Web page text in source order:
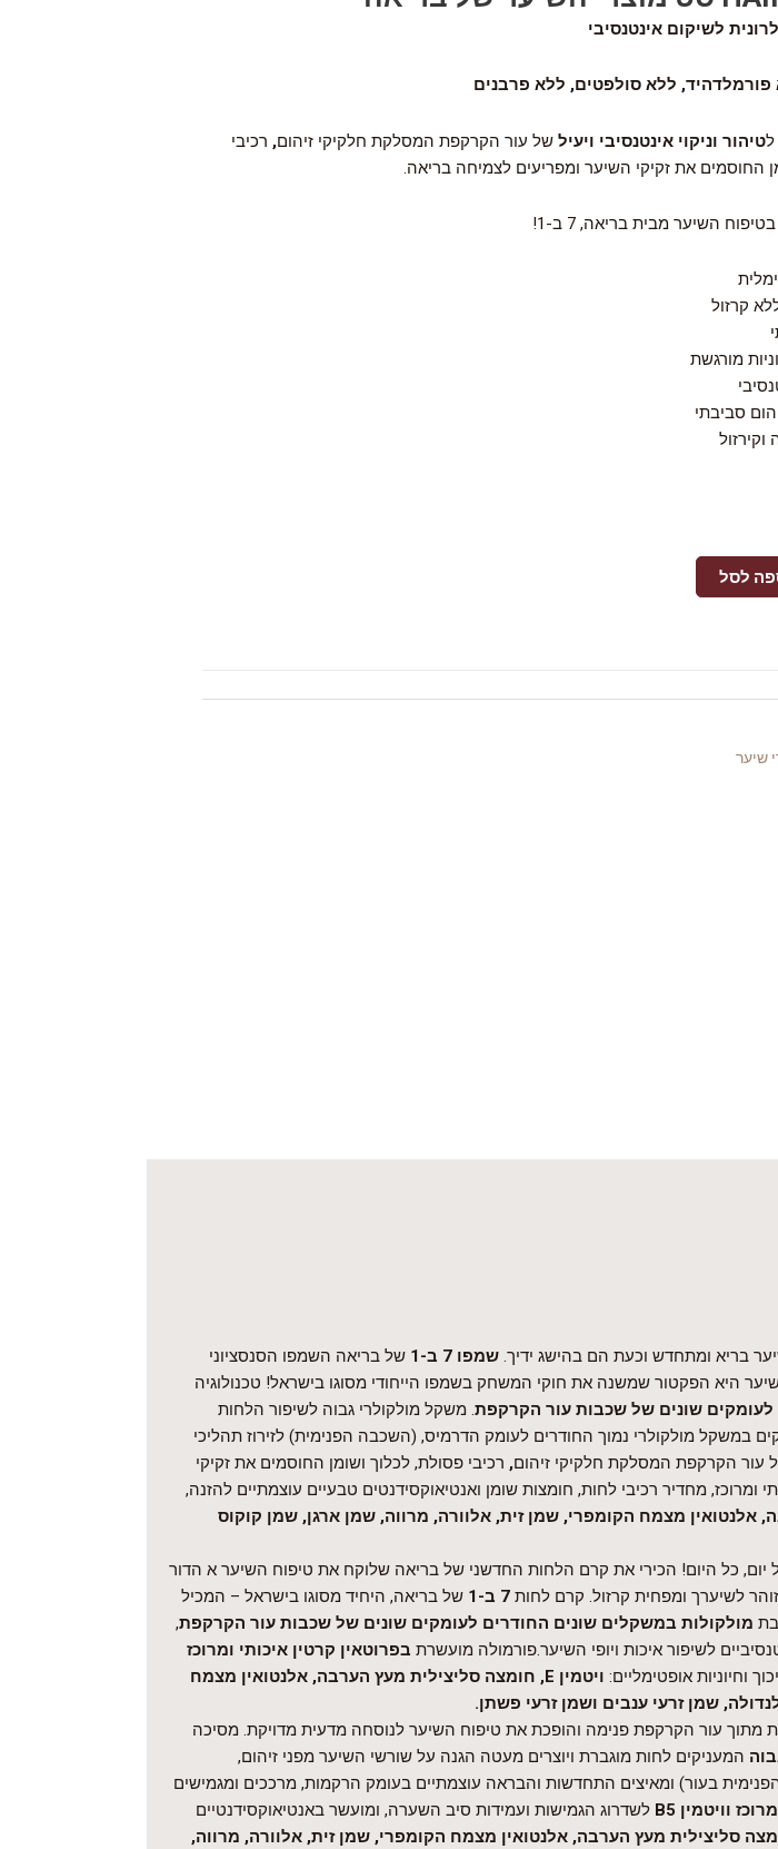
לשיקום אינטנסיבי
ללא סולפטים, ללא פרבנים
לטיהור וניקוי אינטנסיבי ויעיל של עור הקרקפת המסלקת חלקיקי זיהום, רכיבי
החוסמים את זקיקי השיער ומפריעים לצמיחה בריאה.
השיער מבית בריאה, 7 ב-1!
קרזול
מורגשת
סביבתי
לסל
שיער
בריא ומתחדש וכעת הם בהישג ידיך. שמפו 7 ב-1
של בריאה השמפו הסנסציוני
היא הפקטור שמשנה את חוקי המשחק בשמפו הייחודי מסוגו בישראל! טכנולוגיה
שונים של שכבות עור הקרקפת. משקל מולקולרי גבוה לשיפור הלחות
במשקל מולקולרי נמוך החודרים לעומק הדרמיס, (השכבה הפנימית) לזירוז תהליכי
עור הקרקפת המסלקת חלקיקי זיהום, רכיבי פסולת, לכלוך ושומן החוסמים את זקיקי
ומרוכז, מחדיר רכיבי לחות, חומצות שומן ואנטיאוקסידנטים טבעיים עוצמתיים להזנה,
אלנטואין מצמח הקומפרי, שמן זית, אלוורה, מרווה, שמן ארגן, שמן קוקוס
כל היום! הכירי את קרם הלחות החדשני של בריאה שלוקח את טיפוח השיער א הדור
לשיערך ומפחית קרזול. קרם לחות 7 ב-1
של בריאה, היחיד מסוגו בישראל – המכיל
מולקולות במשקלים שונים החודרים לעומקים שונים של שכבות עור הקרקפת,
לשיפור איכות ויופי השיער.פורמולה מועשרת בפרוטאין קרטין איכותי ומרוכז
וחיוניות אופטימליים: ויטמין E, חומצה סליצילית מעץ הערבה, אלנטואין מצמח
שמן זרעי ענבים ושמן זרעי פשתן.
מתוך עור הקרקפת פנימה והופכת את טיפוח השיער לנוסחה מדעית מדויקת. מסיכה
המעניקים לחות מוגברת ויוצרים מעטה הגנה על שורשי השיער מפני זיהום,
בעור) ומאיצים התחדשות והבראה עוצמתיים בעומק הרקמות, מרככים ומגמישים
וויטמין B5 לשדרוג הגמישות ועמידות סיב השערה, ומועשר באנטיאוקסידנטיים
סליצילית מעץ הערבה, אלנטואין מצמח הקומפרי, שמן זית, אלוורה, מרווה,